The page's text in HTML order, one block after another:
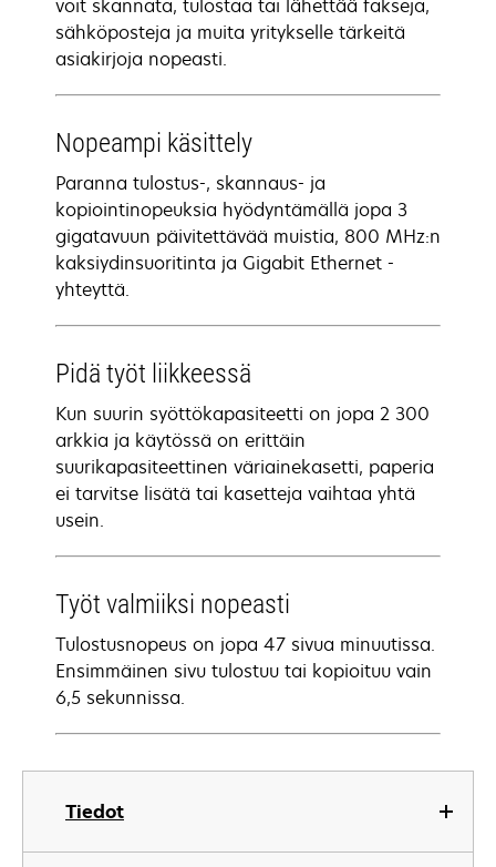
Tiedot
voit skannata, tulostaa tai lähettää fakseja,
sähköposteja ja muita yritykselle tärkeitä
asiakirjoja nopeasti.
Nopeampi käsittely
Paranna tulostus-, skannaus- ja
kopiointinopeuksia hyödyntämällä jopa 3
gigatavuun päivitettävää muistia, 800 MHz:n
kaksiydinsuoritinta ja Gigabit Ethernet -
yhteyttä.
Pidä työt liikkeessä
Kun suurin syöttökapasiteetti on jopa 2 300
arkkia ja käytössä on erittäin
suurikapasiteettinen väriainekasetti, paperia
ei tarvitse lisätä tai kasetteja vaihtaa yhtä
usein.
Työt valmiiksi nopeasti
Tulostusnopeus on jopa 47 sivua minuutissa.
Ensimmäinen sivu tulostuu tai kopioituu vain
6,5 sekunnissa.